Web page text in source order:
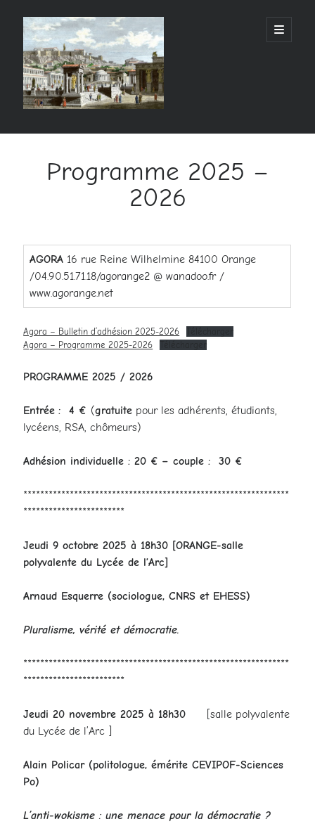
AGORANGE
open
primary
Sidebar
Commentaires récents
Aucun commentaire à afficher.
Programme 2025 –
2026
AGORA 16 rue Reine Wilhelmine 84100 Orange
/04.90.51.71.18/agorange2 @ wanadoo.fr /
www.agorange.net
Agora – Bulletin d’adhésion 2025-2026
Agora – Programme 2025-2026
PROGRAMME 2025 / 2026
Entrée : 4 € (gratuite pour les adhérents, étudiants,
lycéens, RSA, chômeurs)
Adhésion individuelle : 20 € – couple : 30 €
***************************************************************
************************
Jeudi 9 octobre 2025 à 18h30 [ORANGE-salle
polyvalente du Lycée de l’Arc]
Arnaud Esquerre (sociologue, CNRS et EHESS)
Pluralisme, vérité et démocratie.
***************************************************************
************************
Jeudi 20 novembre 2025 à 18h30
[salle polyvalente
du Lycée de l’Arc ]
Alain Policar (politologue, émérite CEVIPOF-Sciences
Po)
L’anti-wokisme : une menace pour la démocratie ?